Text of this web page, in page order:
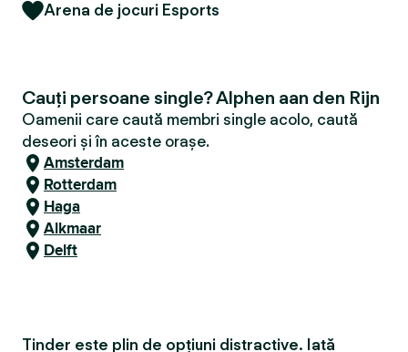
Arena de jocuri Esports
Cauți persoane single? Alphen aan den Rijn
Oamenii care caută membri single acolo, caută
deseori și în aceste orașe.
Amsterdam
Rotterdam
Haga
Alkmaar
Delft
Tinder este plin de opțiuni distractive. Iată